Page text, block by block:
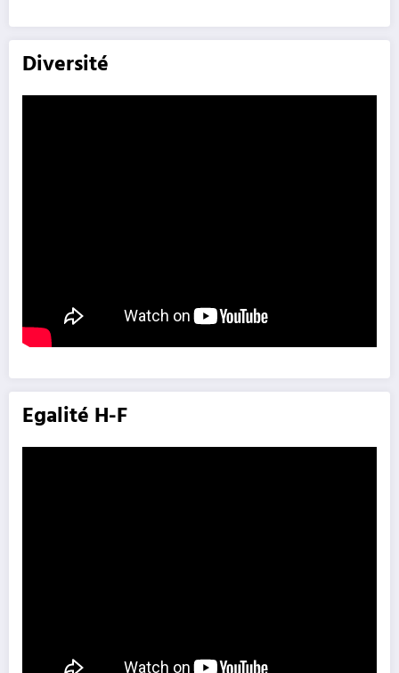
Diversité
Egalité H-F